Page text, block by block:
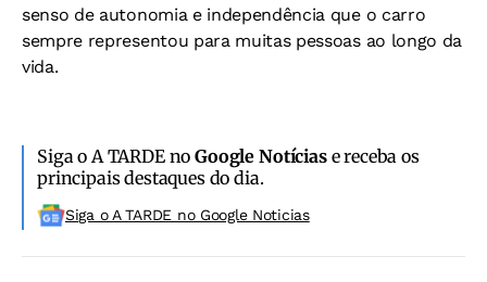
senso de autonomia e independência que o carro
sempre representou para muitas pessoas ao longo da
vida.
Siga o A TARDE noGoogle Notíciase receba os
principais destaques do dia.
Siga o A TARDE no Google Noticias